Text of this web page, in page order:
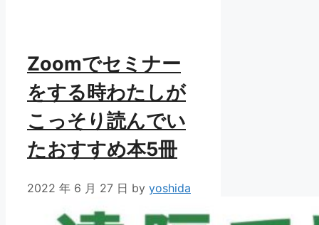
Zoomでセミナー
をする時わたしが
こっそり読んでい
たおすすめ本5冊
2022 年 6 月 27 日 by yoshida